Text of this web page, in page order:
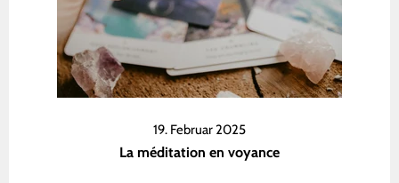
19. Februar 2025
La méditation en voyance